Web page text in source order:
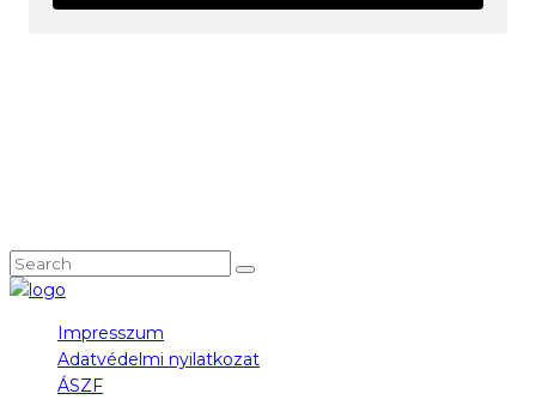
Impresszum
Adatvédelmi nyilatkozat
ÁSZF